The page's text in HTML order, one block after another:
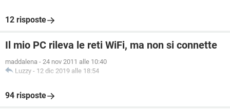
12 risposte
Il mio PC rileva le reti WiFi, ma non si connette
maddalena - 24 nov 2011 alle 10:40
Luzzy - 12 dic 2019 alle 18:54
94 risposte